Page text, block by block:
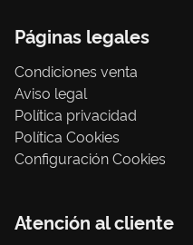
Páginas legales
Condiciones venta
Aviso legal
Política privacidad
Política Cookies
Configuración Cookies
Atención al cliente